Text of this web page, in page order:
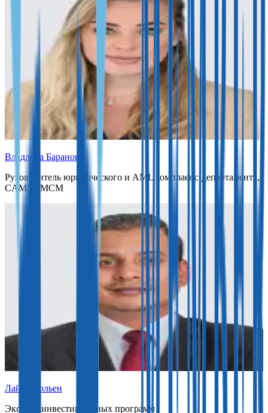
Владлена Баранова
Руководитель юридического и AML комплаенс-департамента,
CAMS, IMCM
Лайл Жюльен
Эксперт инвестиционных программ